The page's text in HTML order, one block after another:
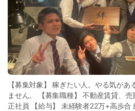
【募集対象】 稼ぎたい人。やる気があ
ません。 【募集職種】 不動産賃貸、売
正社員 【給与】 未経験者22万+高歩合